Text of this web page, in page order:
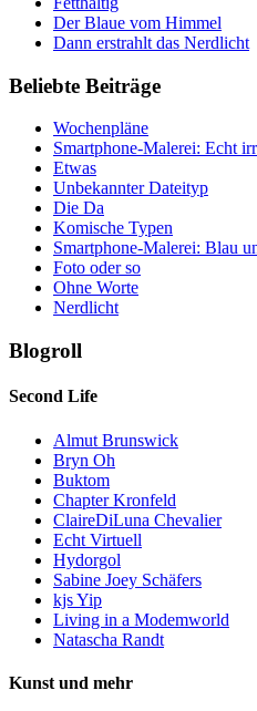
Der Blaue vom Himmel
Dann erstrahlt das Nerdlicht
Beliebte Beiträge
Wochenpläne
Smartphone-Malerei: Echt
Etwas
Unbekannter Dateityp
Die Da
Komische Typen
Smartphone-Malerei: Blau
Foto oder so
Ohne Worte
Nerdlicht
Blogroll
Second Life
Almut Brunswick
Bryn Oh
Buktom
Chapter Kronfeld
ClaireDiLuna Chevalier
Echt Virtuell
Hydorgol
Sabine Joey Schäfers
kjs Yip
Living in a Modemworld
Natascha Randt
Kunst und mehr